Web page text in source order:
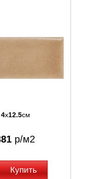
4x12.5см
р/м2
Купить